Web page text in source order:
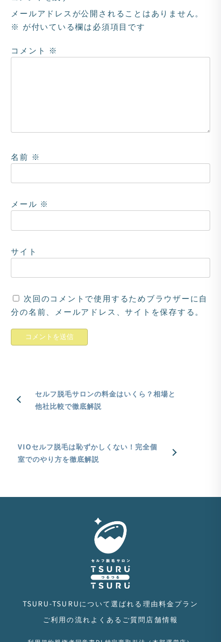
メールアドレスが公開されることはありません。
※ が付いている欄は必須項目です
コメント ※
名前 ※
メール ※
サイト
次回のコメントで使用するためブラウザーに自
分の名前、メールアドレス、サイトを保存する。
セルフ脱毛サロンの料金はいくら？相場と
他社比較で徹底解説
VIOセルフ脱毛は恥ずかしくない！完全個
室でのやり方を徹底解説
TSURU-TSURUについて選ばれる理由料金プラン
ご利用の流れよくあるご質問 店舗情報